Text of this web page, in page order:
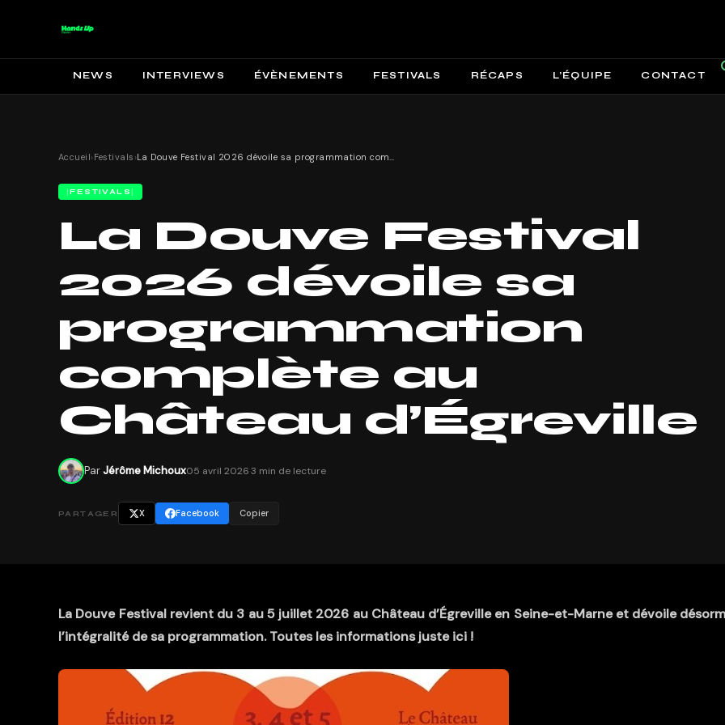
NEWS INTERVIEWS ÉVÈNEMENTS FESTIVALS RÉCAPS L’ÉQUIPE CONTACT
Accueil› Festivals › La Douve Festival 2026 dévoile sa programmation complète au Château d’Égreville
FESTIVALS
La Douve Festival
2026 dévoile sa
programmation
complète au
Château d’Égreville
ParJérôme Michoux05 avril 20263 min de lecture
PARTAGER X Facebook Copier
La Douve Festival revient du 3 au 5 juillet 2026 au Château d’Égreville en Seine-et-Marne et dévoile
l’intégralité de sa programmation. Toutes les informations juste ici !